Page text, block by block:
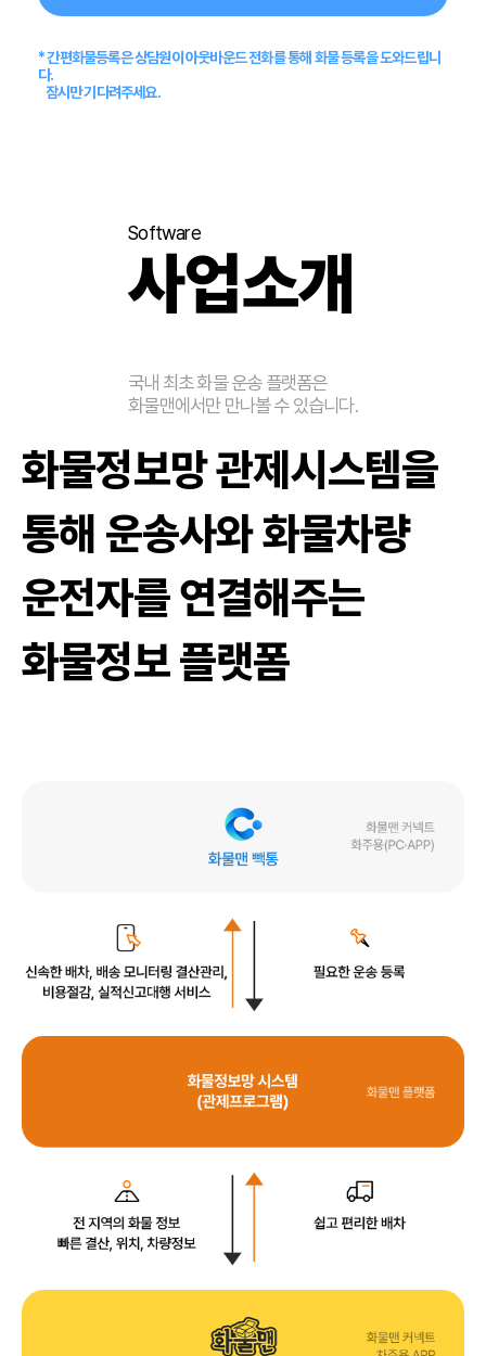
* 간편화물등록은 상담원이 아웃바운드 전화를 통해 화물 등록을 도와드립니
다.
잠시만 기다려주세요.
Software
사업소개
국내 최초 화물 운송 플랫폼은
화물맨에서만 만나볼 수 있습니다.
화물정보망 관제시스템을
통해 운송사와 화물차량
운전자를 연결해주는
화물정보 플랫폼